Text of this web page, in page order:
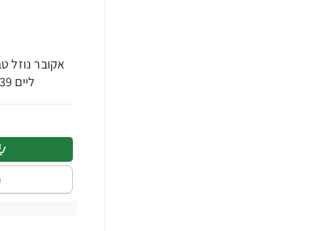
אקובר נוזל
ליים 739 מ"ל - מבית Ecover